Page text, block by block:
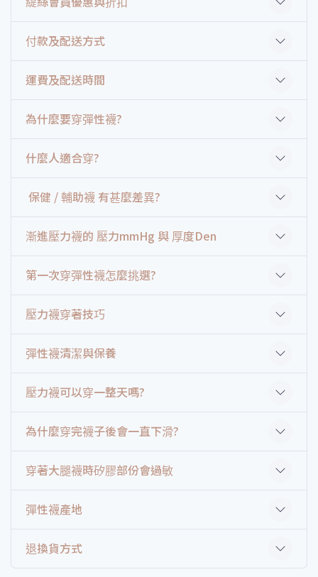
付款及配送方式
運費及配送時間
為什麼要穿彈性襪?
什麼人適合穿?
保健 / 輔助襪 有甚麼差異?
漸進壓力襪的 壓力mmHg 與 厚度Den
第一次穿彈性襪怎麼挑選?
壓力襪穿著技巧
彈性襪清潔與保養
壓力襪可以穿一整天嗎?
為什麼穿完襪子後會一直下滑?
穿著大腿襪時矽膠部份會過敏
彈性襪產地
退換貨方式